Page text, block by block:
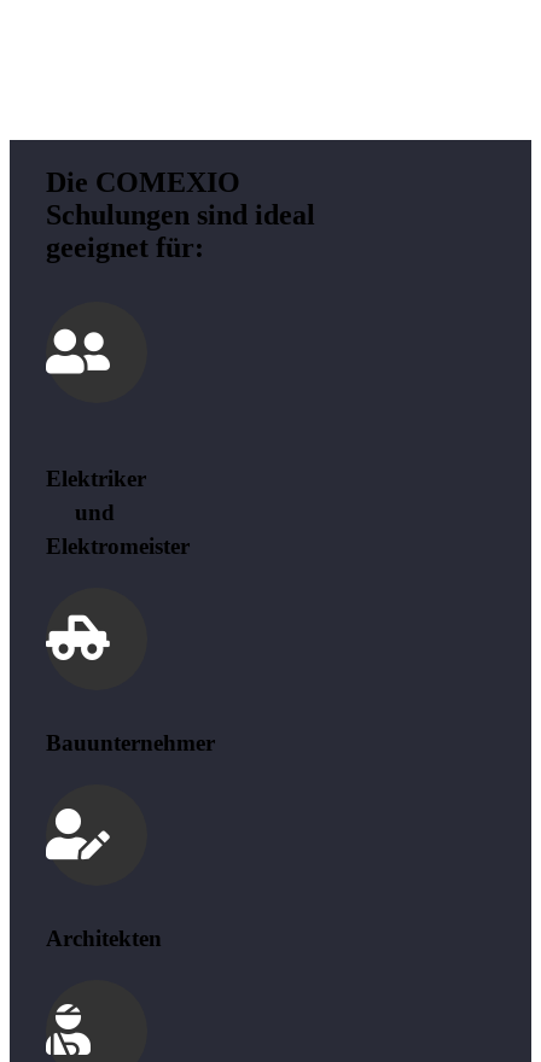
Die COMEXIO
Schulungen sind ideal
geeignet für:
Elektriker
und
Elektromeister
Bauunternehmer
Architekten